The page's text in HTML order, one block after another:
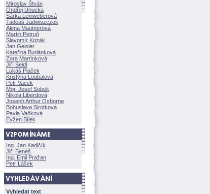
Miroslav Štván
Ondřej Unucka
rka Leinweberov
Tadeáš Jadwiszczok
Alena Mautnerov
Martin Petruň
Slavomír Kozák
Jan Geisler
Kateřina Buriánkov
Zora Martínkov
Jiří Seidl
Lukáš Plaček
Kristýna Loubalov
Petr Vacek
Mgr. Josef Sobek
Nikola Liberdov
Joseph Arthur Osborne
Bohuslava Sirotkov
Pavla Vaňkov
Evžen Bílek
Ing. Jan Kadlčík
Jiří Bene
Ing. Emil Pražan
Petr Lášek
Vyhledat text